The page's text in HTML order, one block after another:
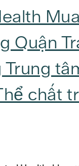
Quận
Trung
chất